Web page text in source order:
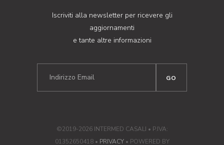
Iscriviti alla newsletter per ricevere gli
aggiornamenti
e tante altre informazioni
©2019-2026 INTERMED CASALI • P.IVA:
01352650418 • PRIVACY• POWERED BY